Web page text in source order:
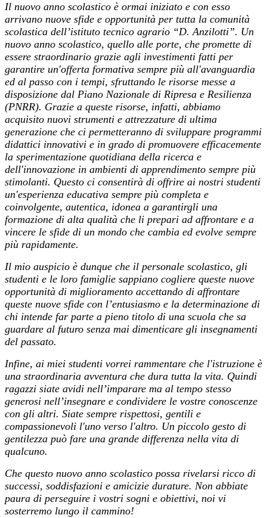
Il nuovo anno scolastico è ormai iniziato e con esso
arrivano nuove sfide e opportunità per tutta la comunità
scolastica dell’istituto tecnico agrario “D. Anzilotti”. Un
nuovo anno scolastico, quello alle porte, che promette di
essere straordinario grazie agli investimenti fatti per
garantire un'offerta formativa sempre più all'avanguardia
ed al passo con i tempi, sfruttando le risorse messe a
disposizione dal Piano Nazionale di Ripresa e Resilienza
(PNRR). Grazie a queste risorse, infatti, abbiamo
acquisito nuovi strumenti e attrezzature di ultima
generazione che ci permetteranno di sviluppare programmi
didattici innovativi e in grado di promuovere efficacemente
la sperimentazione quotidiana della ricerca e
dell'innovazione in ambienti di apprendimento sempre più
stimolanti. Questo ci consentirà di offrire ai nostri studenti
un'esperienza educativa sempre più completa e
coinvolgente, autentica, idonea a garantirgli una
formazione di alta qualità che li prepari ad affrontare e a
vincere le sfide di un mondo che cambia ed evolve sempre
più rapidamente.
Il mio auspicio è dunque che il personale scolastico, gli
studenti e le loro famiglie sappiano cogliere queste nuove
opportunità di miglioramento accettando di affrontare
queste nuove sfide con l’entusiasmo e la determinazione di
chi intende far parte a pieno titolo di una scuola che sa
guardare al futuro senza mai dimenticare gli insegnamenti
del passato.
Infine, ai miei studenti vorrei rammentare che l'istruzione è
una straordinaria avventura che dura tutta la vita. Quindi
ragazzi siate avidi nell’imparare ma al tempo stesso
generosi nell’insegnare e condividere le vostre conoscenze
con gli altri. Siate sempre rispettosi, gentili e
compassionevoli l'uno verso l'altro. Un piccolo gesto di
gentilezza può fare una grande differenza nella vita di
qualcuno.
Che questo nuovo anno scolastico possa rivelarsi ricco di
successi, soddisfazioni e amicizie durature. Non abbiate
paura di perseguire i vostri sogni e obiettivi, noi vi
sosterremo lungo il cammino!